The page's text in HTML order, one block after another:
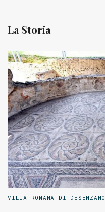
La Storia
VILLA ROMANA DI DESENZANO